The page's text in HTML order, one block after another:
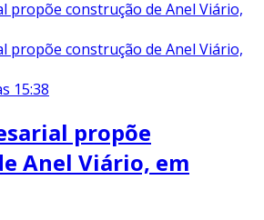
15:38
propõe
Anel Viário, em